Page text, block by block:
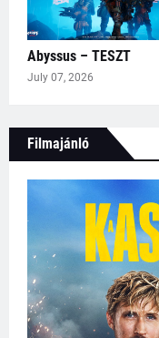
Abyssus – TESZT
July 07, 2026
Filmajánló